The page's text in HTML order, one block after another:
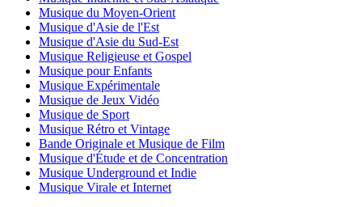
Musique du Moyen-Orient
Musique d'Asie de l'Est
Musique d'Asie du Sud-Est
Musique Religieuse et Gospel
Musique pour Enfants
Musique Expérimentale
Musique de Jeux Vidéo
Musique de Sport
Musique Rétro et Vintage
Bande Originale et Musique de Film
Musique d'Étude et de Concentration
Musique Underground et Indie
Musique Virale et Internet